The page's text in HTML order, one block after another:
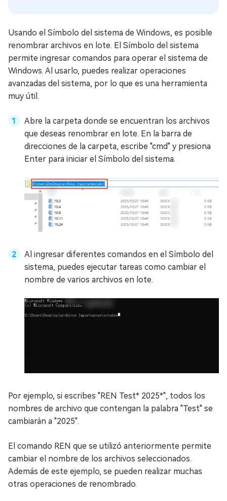
Usando el Símbolo del sistema de Windows, es posible
renombrar archivos en lote. El Símbolo del sistema
permite ingresar comandos para operar el sistema de
Windows. Al usarlo, puedes realizar operaciones
avanzadas del sistema, por lo que es una herramienta
muy útil.
Abre la carpeta donde se encuentran los archivos
que deseas renombrar en lote. En la barra de
direcciones de la carpeta, escribe "cmd" y presiona
Enter para iniciar el Símbolo del sistema.
Al ingresar diferentes comandos en el Símbolo del
sistema, puedes ejecutar tareas como cambiar el
nombre de varios archivos en lote.
Por ejemplo, si escribes "REN Test* 2025*", todos los
nombres de archivo que contengan la palabra "Test" se
cambiarán a "2025".
El comando REN que se utilizó anteriormente permite
cambiar el nombre de los archivos seleccionados.
Además de este ejemplo, se pueden realizar muchas
otras operaciones de renombrado.